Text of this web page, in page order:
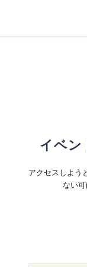
イベン
アクセスしよう
ない